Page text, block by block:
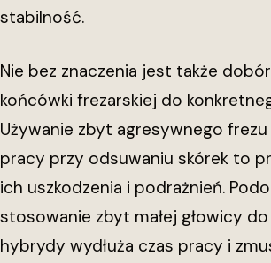
stabilność.
Nie bez znaczenia jest także
końcówki frezarskiej do
Używanie zbyt agresywnego
pracy przy odsuwaniu skórek to
ich uszkodzenia i podrażnień.
stosowanie zbyt małej głowicy
hybrydy wydłuża czas pracy i